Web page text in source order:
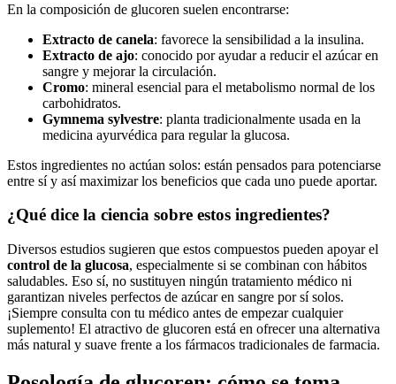
En la composición de glucoren suelen encontrarse:
Extracto de canela: favorece la sensibilidad a la insulina.
Extracto de ajo: conocido por ayudar a reducir el azúcar en
sangre y mejorar la circulación.
Cromo: mineral esencial para el metabolismo normal de los
carbohidratos.
Gymnema sylvestre: planta tradicionalmente usada en la
medicina ayurvédica para regular la glucosa.
Estos ingredientes no actúan solos: están pensados para potenciarse
entre sí y así maximizar los beneficios que cada uno puede aportar.
¿Qué dice la ciencia sobre estos ingredientes?
Diversos estudios sugieren que estos compuestos pueden apoyar el
control de la glucosa, especialmente si se combinan con hábitos
saludables. Eso sí, no sustituyen ningún tratamiento médico ni
garantizan niveles perfectos de azúcar en sangre por sí solos.
¡Siempre consulta con tu médico antes de empezar cualquier
suplemento! El atractivo de glucoren está en ofrecer una alternativa
más natural y suave frente a los fármacos tradicionales de farmacia.